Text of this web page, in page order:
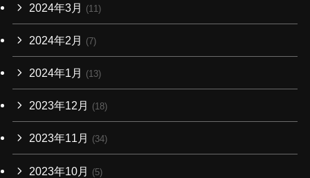
2024年3月 (11)
2024年2月 (7)
2024年1月 (13)
2023年12月 (18)
2023年11月 (34)
2023年10月 (5)